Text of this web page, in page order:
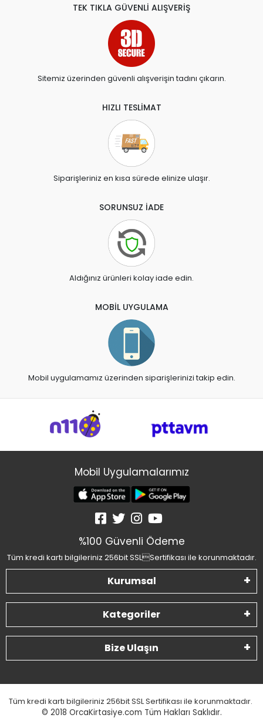
TEK TIKLA GÜVENLİ ALIŞVERİŞ
Sitemiz üzerinden güvenli alışverişin tadını çıkarın.
HIZLI TESLİMAT
Siparişleriniz en kısa sürede elinize ulaşır.
SORUNSUZ İADE
Aldığınız ürünleri kolay iade edin.
MOBİL UYGULAMA
Mobil uygulamamız üzerinden siparişlerinizi takip edin.
Mobil Uygulamalarımız
%100 Güvenli Ödeme
Tüm kredi kartı bilgileriniz 256bit SSLSertifikası ile korunmaktadır.
Kurumsal
Kategoriler
Bize Ulaşın
Tüm kredi kartı bilgileriniz 256bit SSL Sertifikası ile korunmaktadır.
© 2018 OrcaKirtasiye.com Tüm Hakları Saklıdır.